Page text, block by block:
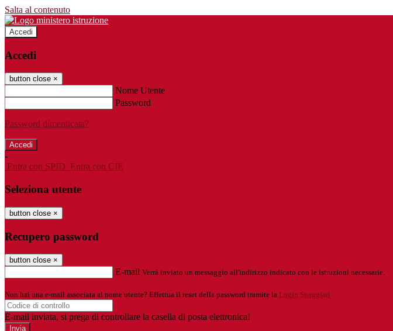
Salta al contenuto
Accedi
Accedi
button close ×
Nome Utente
Password
Password dimenticata?
-
Entra con SPID Entra con CIE
Seleziona utente
button close ×
Recupero password
button close ×
E-mail Verrà inviato un messaggio all'indirizzo indicato con le istruzioni necessarie.
Non hai una e-mail associata al nome utente? Effettua il reset della password tramite la Login Spaggiari
E-mail inviata, si prega di controllare la casella di posta elettronica!